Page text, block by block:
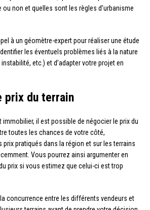
non et quelles sont les règles d’urbanisme
à un géomètre-expert pour réaliser une étude
les éventuels problèmes liés à la nature
etc.) et d’adapter votre projet en
prix du terrain
il est possible de négocier le prix du
toutes les chances de votre côté,
pratiqués dans la région et sur les terrains
Vous pourrez ainsi argumenter en
prix si vous estimez que celui-ci est trop
concurrence entre les différents vendeurs et